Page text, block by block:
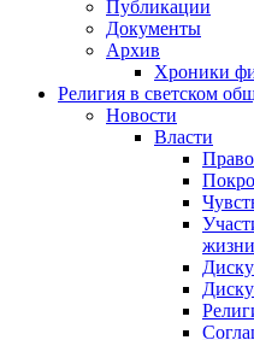
Публикации
Документы
Архив
Хроники
Религия в светском
Новости
Власти
жизни